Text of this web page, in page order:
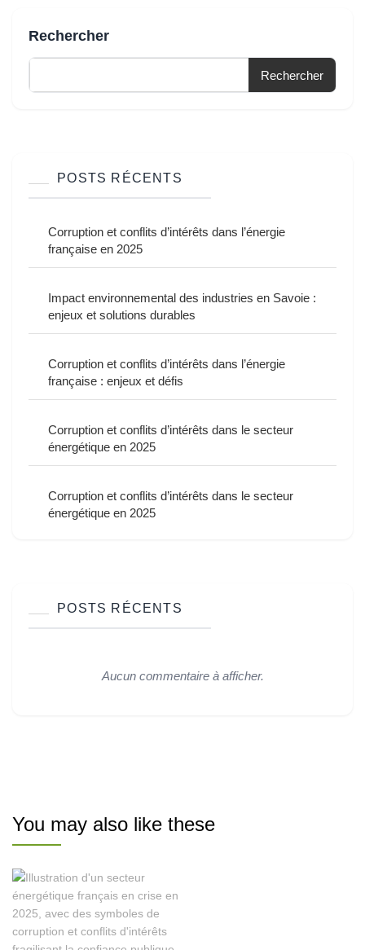
Rechercher
Rechercher
POSTS RÉCENTS
Corruption et conflits d’intérêts dans l’énergie
française en 2025
Impact environnemental des industries en Savoie :
enjeux et solutions durables
Corruption et conflits d’intérêts dans l’énergie
française : enjeux et défis
Corruption et conflits d’intérêts dans le secteur
énergétique en 2025
Corruption et conflits d’intérêts dans le secteur
énergétique en 2025
POSTS RÉCENTS
Aucun commentaire à afficher.
You may also like these